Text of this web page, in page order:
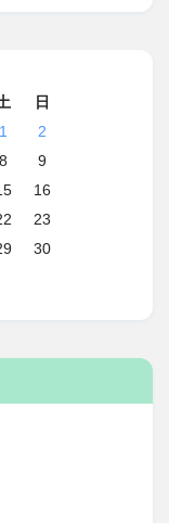
日
1
2
8
9
16
23
30